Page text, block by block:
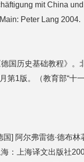
mit China
Peter Lang 2004.
国历史基础教程》。
第1版。（教育部“十
国] 阿尔弗雷德·德布
：上海译文出版社